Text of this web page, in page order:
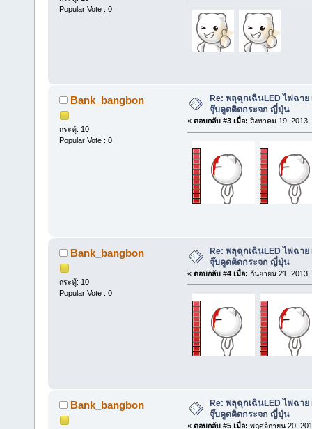
Popular Vote : 0
Bank_bangbon
กระทู้: 10
Popular Vote : 0
Re: พลุฉุกเฉินLED ไฟฉาย
จุ๊บดูดติดกระจก ญี่ปุ่น
« ตอบกลับ #3 เมื่อ: สิงหาคม 19, 2013,
Bank_bangbon
กระทู้: 10
Popular Vote : 0
Re: พลุฉุกเฉินLED ไฟฉาย
จุ๊บดูดติดกระจก ญี่ปุ่น
« ตอบกลับ #4 เมื่อ: กันยายน 21, 2013,
Bank_bangbon
Re: พลุฉุกเฉินLED ไฟฉาย
จุ๊บดูดติดกระจก ญี่ปุ่น
« ตอบกลับ #5 เมื่อ: พฤศจิกายน 20,